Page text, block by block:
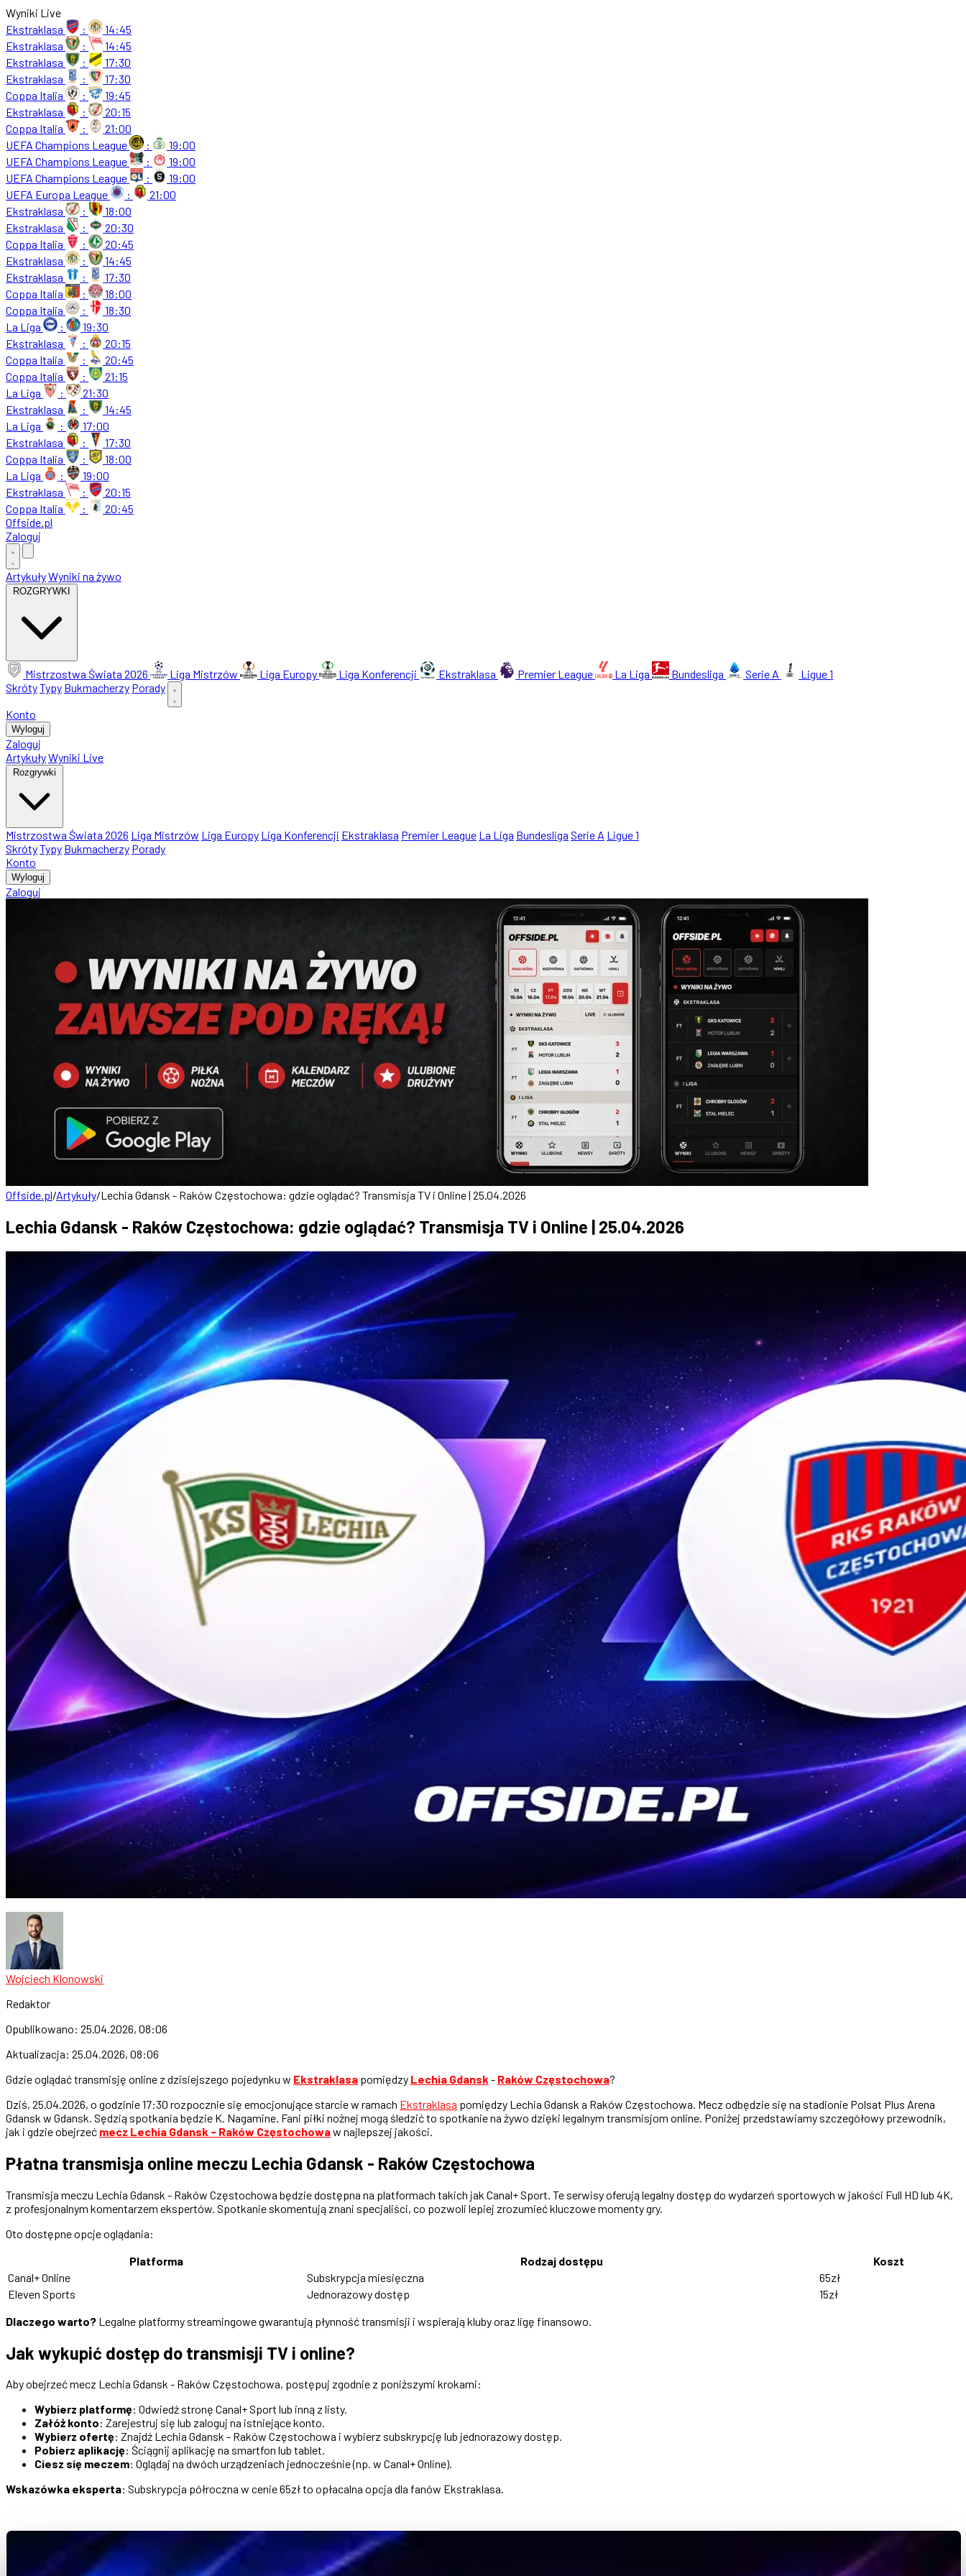
Wyniki Live
Ekstraklasa
:
14:45
Ekstraklasa
:
14:45
Ekstraklasa
:
17:30
Ekstraklasa
:
17:30
Coppa Italia
:
19:45
Ekstraklasa
:
20:15
Coppa Italia
:
21:00
UEFA Champions League
:
19:00
UEFA Champions League
:
19:00
UEFA Champions League
:
19:00
UEFA Europa League
:
21:00
Ekstraklasa
:
18:00
Ekstraklasa
:
20:30
Coppa Italia
:
20:45
Ekstraklasa
:
14:45
Ekstraklasa
:
17:30
Coppa Italia
:
18:00
Coppa Italia
:
18:30
La Liga
:
19:30
Ekstraklasa
:
20:15
Coppa Italia
:
20:45
Coppa Italia
:
21:15
La Liga
:
21:30
Ekstraklasa
:
14:45
La Liga
:
17:00
Ekstraklasa
:
17:30
Coppa Italia
:
18:00
La Liga
:
19:00
Ekstraklasa
:
20:15
Coppa Italia
:
20:45
Offside.pl
Zaloguj
ArtykułyWyniki na żywo
ROZGRYWKI
Mistrzostwa Świata 2026 Liga Mistrzów Liga Europy Liga Konferencji Ekstraklasa Premier League La Liga Bundesliga Serie A
Ligue 1
SkrótyTypy Bukmacherzy Porady
Konto
Wyloguj
Zaloguj
ArtykułyWyniki Live
Rozgrywki
Mistrzostwa Świata 2026 Liga Mistrzów Liga Europy Liga Konferencji Ekstraklasa Premier League La Liga Bundesliga Serie A Ligue 1
SkrótyTypy Bukmacherzy Porady
Konto
Wyloguj
Zaloguj
Offside.pl/Artykuły/Lechia Gdansk - Raków Częstochowa: gdzie oglądać? Transmisja TV i Online | 25.04.2026
Lechia Gdansk - Raków Częstochowa: gdzie oglądać? Transmisja TV i Online | 25.04.2026
Wojciech Klonowski
Redaktor
Opublikowano: 25.04.2026, 08:06
Aktualizacja: 25.04.2026, 08:06
Gdzie oglądać transmisję online z dzisiejszego pojedynku w Ekstraklasa pomiędzy Lechia Gdansk - Raków Częstochowa?
Dziś, 25.04.2026, o godzinie 17:30 rozpocznie się emocjonujące starcie w ramach Ekstraklasa pomiędzy Lechia Gdansk a Raków Częstochowa. Mecz odbędzie się na stadionie Polsat Plus Arena
Gdansk w Gdansk. Sędzią spotkania będzie K. Nagamine. Fani piłki nożnej mogą śledzić to spotkanie na żywo dzięki legalnym transmisjom online. Poniżej przedstawiamy szczegółowy przewodnik,
jak i gdzie obejrzeć mecz Lechia Gdansk - Raków Częstochowaw najlepszej jakości.
Płatna transmisja online meczu Lechia Gdansk - Raków Częstochowa
Transmisja meczu Lechia Gdansk - Raków Częstochowa będzie dostępna na platformach takich jak Canal+ Sport. Te serwisy oferują legalny dostęp do wydarzeń sportowych w jakości Full HD lub 4K,
z profesjonalnym komentarzem ekspertów. Spotkanie skomentują znani specjaliści, co pozwoli lepiej zrozumieć kluczowe momenty gry.
Oto dostępne opcje oglądania:
Platforma
Rodzaj dostępu
Koszt
Canal+ Online
Subskrypcja miesięczna
65zł
Eleven Sports
Jednorazowy dostęp
15zł
Dlaczego warto? Legalne platformy streamingowe gwarantują płynność transmisji i wspierają kluby oraz ligę finansowo.
Jak wykupić dostęp do transmisji TV i online?
Aby obejrzeć mecz Lechia Gdansk - Raków Częstochowa, postępuj zgodnie z poniższymi krokami:
Wybierz platformę: Odwiedź stronę Canal+ Sport lub inną z listy.
Załóż konto: Zarejestruj się lub zaloguj na istniejące konto.
Wybierz ofertę: Znajdź Lechia Gdansk - Raków Częstochowa i wybierz subskrypcję lub jednorazowy dostęp.
Pobierz aplikację: Ściągnij aplikację na smartfon lub tablet.
Ciesz się meczem: Oglądaj na dwóch urządzeniach jednocześnie (np. w Canal+ Online).
Wskazówka eksperta: Subskrypcja półroczna w cenie 65zł to opłacalna opcja dla fanów Ekstraklasa.